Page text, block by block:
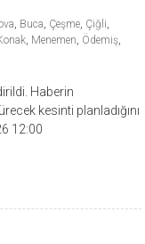
, Buca, Çeşme, Çiğli,
, Menemen, Ödemiş,
Haberin
kesinti planladığını
12:00